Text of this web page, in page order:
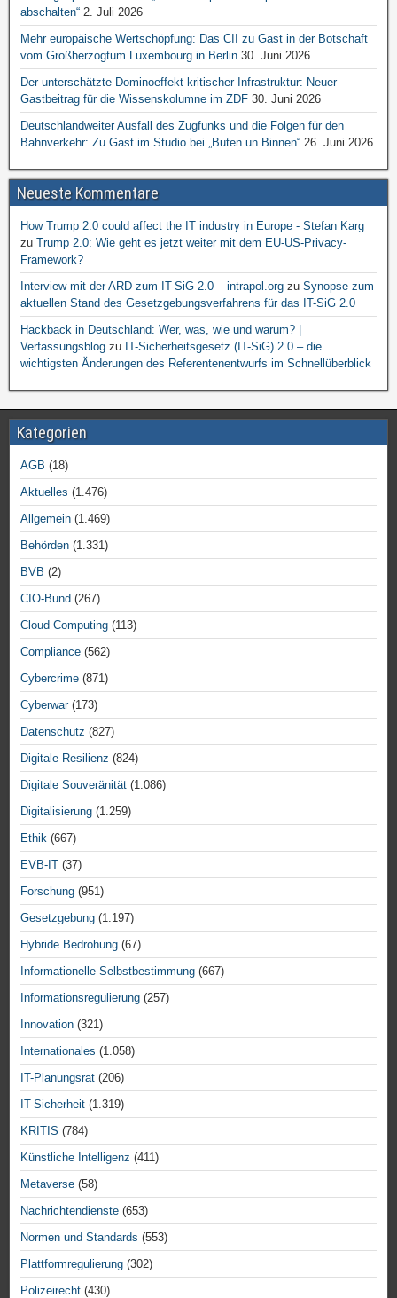
abschalten“ 2. Juli 2026
Mehr europäische Wertschöpfung: Das CII zu Gast in der Botschaft
vom Großherzogtum Luxembourg in Berlin 30. Juni 2026
Der unterschätzte Dominoeffekt kritischer Infrastruktur: Neuer
Gastbeitrag für die Wissenskolumne im ZDF 30. Juni 2026
Deutschlandweiter Ausfall des Zugfunks und die Folgen für den
Bahnverkehr: Zu Gast im Studio bei „Buten un Binnen“ 26. Juni 2026
Neueste Kommentare
How Trump 2.0 could affect the IT industry in Europe - Stefan Karg
zu Trump 2.0: Wie geht es jetzt weiter mit dem EU-US-Privacy-
Framework?
Interview mit der ARD zum IT-SiG 2.0 – intrapol.org zu Synopse zum
aktuellen Stand des Gesetzgebungsverfahrens für das IT-SiG 2.0
Hackback in Deutschland: Wer, was, wie und warum? |
Verfassungsblog zu IT-Sicherheitsgesetz (IT-SiG) 2.0 – die
wichtigsten Änderungen des Referentenentwurfs im Schnellüberblick
Kategorien
AGB (18)
Aktuelles (1.476)
Allgemein (1.469)
Behörden (1.331)
BVB (2)
CIO-Bund (267)
Cloud Computing (113)
Compliance (562)
Cybercrime (871)
Cyberwar(173)
Datenschutz (827)
Digitale Resilienz (824)
Digitale Souveränität (1.086)
Digitalisierung (1.259)
Ethik (667)
EVB-IT (37)
Forschung (951)
Gesetzgebung (1.197)
Hybride Bedrohung (67)
Informationelle Selbstbestimmung (667)
Informationsregulierung (257)
Innovation (321)
Internationales (1.058)
IT-Planungsrat (206)
IT-Sicherheit (1.319)
KRITIS (784)
Künstliche Intelligenz (411)
Metaverse (58)
Nachrichtendienste (653)
Normen und Standards (553)
Plattformregulierung (302)
Polizeirecht (430)